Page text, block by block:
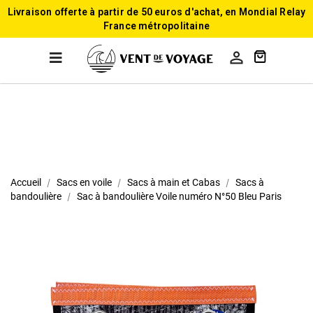
Livraison offerte à partir de 50 euros d'achat, en Mondial Relay
France métropolitaine

Accueil Sacs en voile Sacs à main et Cabas
Sacs à
bandoulière
Sac à bandoulière Voile numéro N°50 Bleu Paris